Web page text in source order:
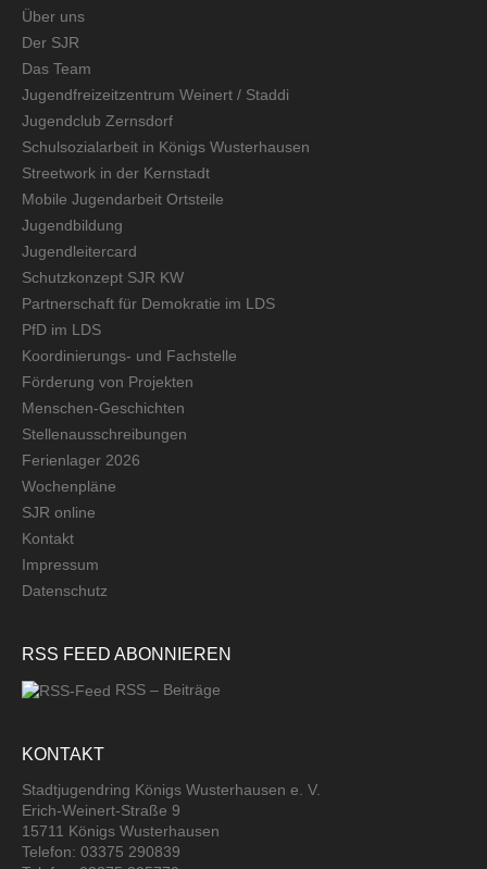
Über uns
Der SJR
Das Team
Jugendfreizeitzentrum Weinert / Staddi
Jugendclub Zernsdorf
Schulsozialarbeit in Königs Wusterhausen
Streetwork in der Kernstadt
Mobile Jugendarbeit Ortsteile
Jugendbildung
Jugendleitercard
Schutzkonzept SJR KW
Partnerschaft für Demokratie im LDS
PfD im LDS
Koordinierungs- und Fachstelle
Förderung von Projekten
Menschen-Geschichten
Stellenausschreibungen
Ferienlager 2026
Wochenpläne
SJR online
Kontakt
Impressum
Datenschutz
RSS FEED ABONNIEREN
RSS – Beiträge
KONTAKT
Stadtjugendring Königs Wusterhausen e. V.
Erich-Weinert-Straße 9
15711 Königs Wusterhausen
Telefon: 03375 290839